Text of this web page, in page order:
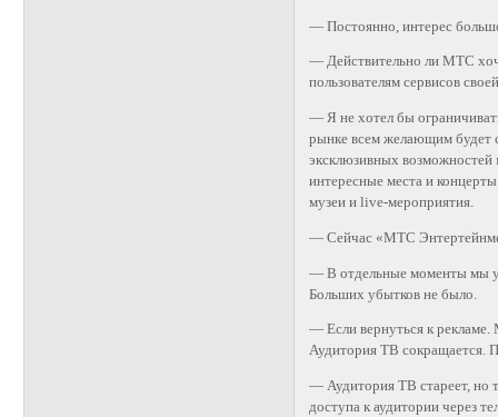
— Постоянно, интерес
— Действительно ли МТС
пользователям сервисов
— Я не хотел бы
рынке всем желающим будет
эксклюзивных
интересные места и
музеи и live-мероприятия.
— Сейчас «МТС
— В отдельные моменты мы
Больших убытков не было.
— Если вернуться к
Аудитория ТВ сокращается.
— Аудитория ТВ стареет, но
доступа к аудитории через